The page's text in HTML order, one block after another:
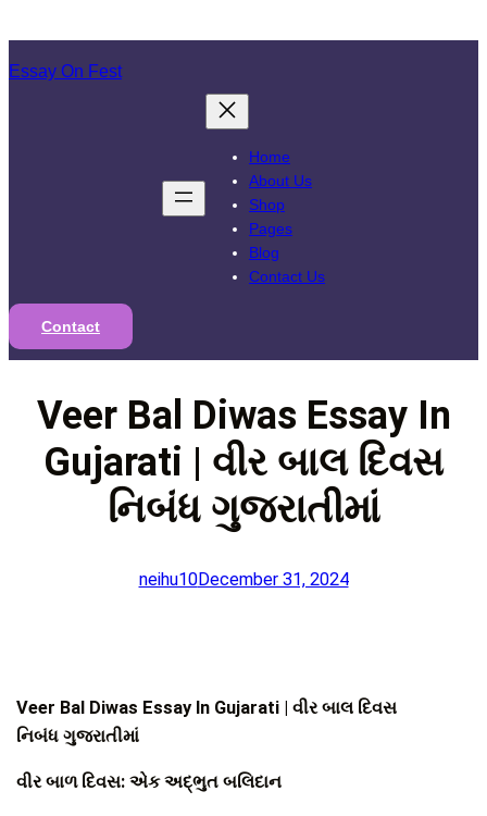
content
Essay On Fest
Home
About Us
Shop
Pages
Blog
Contact Us
Contact
Veer Bal Diwas Essay In
Gujarati | વીર બાલ દિવસ
નિબંધ ગુજરાતીમાં
neihu10December 31, 2024
Veer Bal Diwas Essay In Gujarati | વીર બાલ દિવસ
નિબંધ ગુજરાતીમાં
વીર બાળ દિવસ: એક અદ્ભુત બલિદાન